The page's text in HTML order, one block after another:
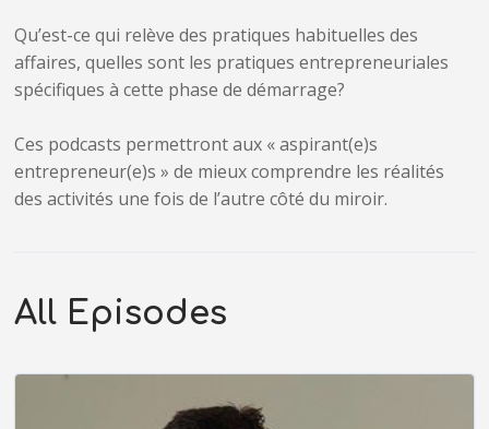
Qu’est-ce qui relève des pratiques habituelles des
affaires, quelles sont les pratiques entrepreneuriales
spécifiques à cette phase de démarrage?
Ces podcasts permettront aux « aspirant(e)s
entrepreneur(e)s » de mieux comprendre les réalités
des activités une fois de l’autre côté du miroir.
All Episodes